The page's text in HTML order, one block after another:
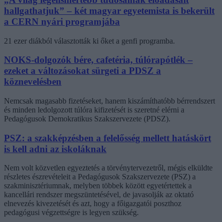
hallgathatjuk” – két magyar egyetemista is bekerült
a CERN nyári programjába
21 ezer diákból választották ki őket a genfi programba.
NOKS-dolgozók bére, cafetéria, túlórapótlék –
ezeket a változásokat sürgeti a PDSZ a
köznevelésben
Nemcsak magasabb fizetéseket, hanem kiszámíthatóbb bérrendszert
és minden ledolgozott túlóra kifizetését is szeretné elérni a
Pedagógusok Demokratikus Szakszervezete (PDSZ).
PSZ: a szakképzésben a felelősség mellett hatáskört
is kell adni az iskoláknak
Nem volt közvetlen egyeztetés a törvénytervezetről, mégis elküldte
részletes észrevételeit a Pedagógusok Szakszervezete (PSZ) a
szakminisztériumnak, melyben többek között egyetértettek a
kancellári rendszer megszüntetésével, de javasolják az oktató
elnevezés kivezetését és azt, hogy a főigazgatói poszthoz
pedagógusi végzettségre is legyen szükség.